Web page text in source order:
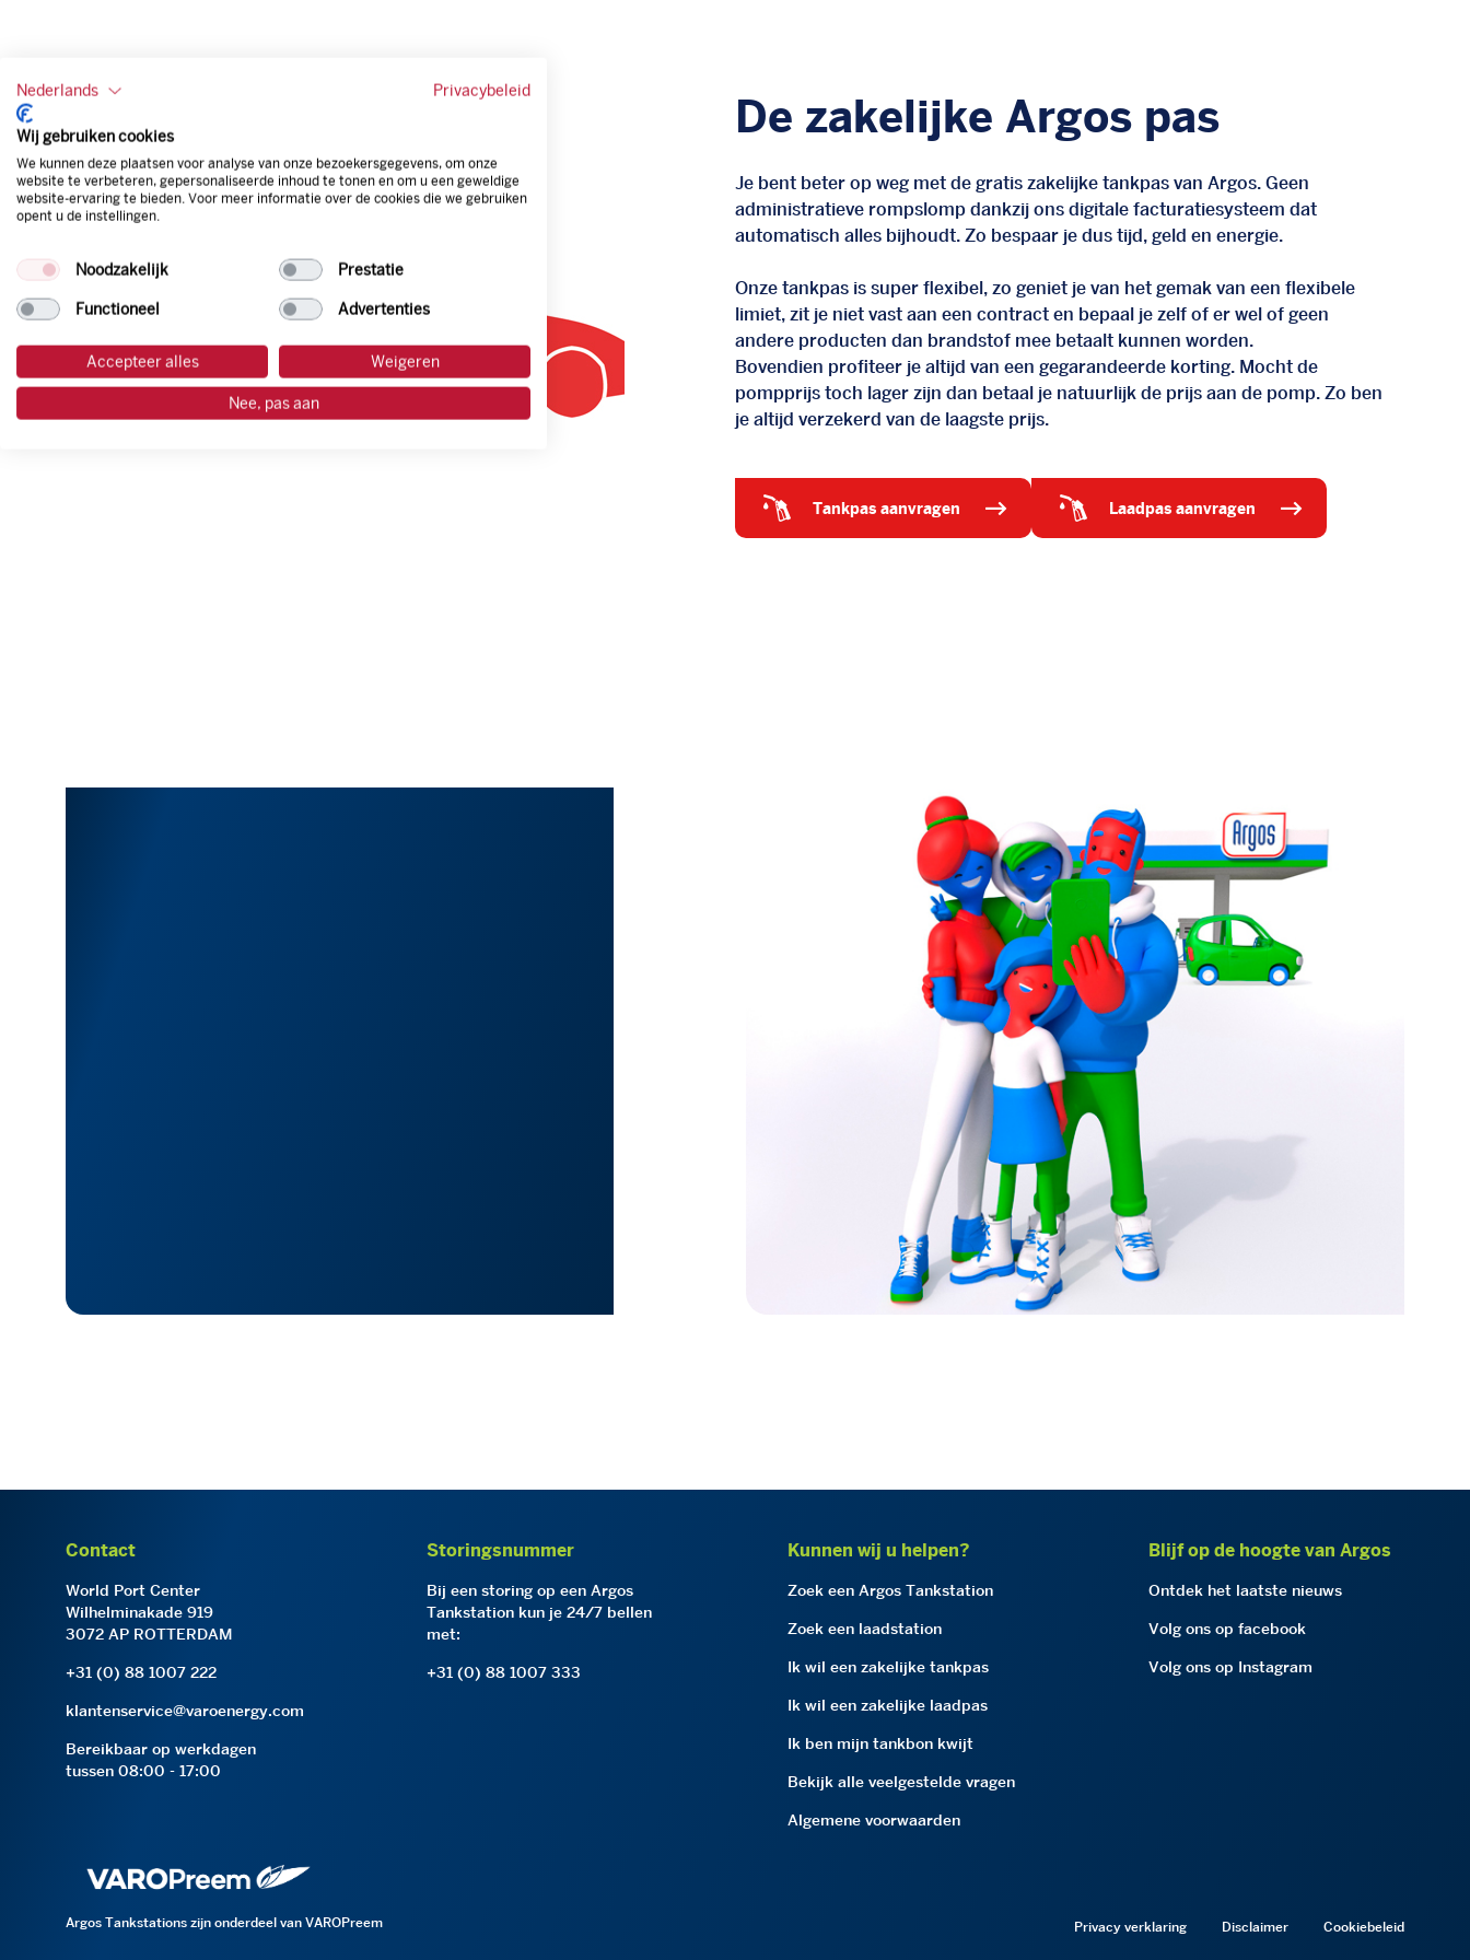
De zakelijke Argos pas
Je bent beter op weg met de gratis zakelijke tankpas van Argos. Geen
administratieve rompslomp dankzij ons digitale facturatiesysteem dat
automatisch alles bijhoudt. Zo bespaar je dus tijd, geld en energie.
Onze tankpas is super flexibel, zo geniet je van het gemak van een flexibele
limiet, zit je niet vast aan een contract en bepaal je zelf of er wel of geen
andere producten dan brandstof mee betaalt kunnen worden.
Bovendien profiteer je altijd van een gegarandeerde korting. Mocht de
pompprijs toch lager zijn dan betaal je natuurlijk de prijs aan de pomp. Zo ben
je altijd verzekerd van de laagste prijs.
tankpas aanvragen laadpas aanvragen
Contact
World Port Center
Wilhelminakade 919
3072 AP ROTTERDAM
+31 (0) 88 1007 222
klantenservice@varoenergy.com
Bereikbaar op werkdagen
tussen 08:00 - 17:00
Storingsnummer
Bij een storing op een Argos
Tankstation kun je 24/7 bellen
met:
+31 (0) 88 1007 333
Kunnen wij u helpen?
Zoek een Argos Tankstation
Zoek een laadstation
Ik wil een zakelijke tankpas
Ik wil een zakelijke laadpas
Ik ben mijn tankbon kwijt
Bekijk alle veelgestelde vragen
Algemene voorwaarden
Blijf op de hoogte van Argos
Ontdek het laatste nieuws
Volg ons op facebook
Volg ons op Instagram
Argos Tankstations zijn onderdeel van VAROPreem Privacy verklaring Disclaimer Cookiebeleid
Nederlands Privacybeleid
Wij gebruiken cookies
We kunnen deze plaatsen voor analyse van onze bezoekersgegevens, om onze
website te verbeteren, gepersonaliseerde inhoud te tonen en om u een geweldige
website-ervaring te bieden. Voor meer informatie over de cookies die we gebruiken
opent u de instellingen.
Noodzakelijk Prestatie
Functioneel Advertenties
Accepteer alles Weigeren
Nee, pas aan